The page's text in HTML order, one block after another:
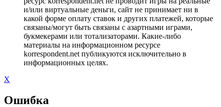
и/или виртуальные деньги, сайт не принимает ни в
какой форме оплату ставок и других платежей, которые
связаны/могут быть связаны с азартными играми,
букмекерами или тотализаторами. Какие-либо
материалы на информационном ресурсе
korrespondent.net публикуются исключительно в
информационных целях.
X
Ошибка